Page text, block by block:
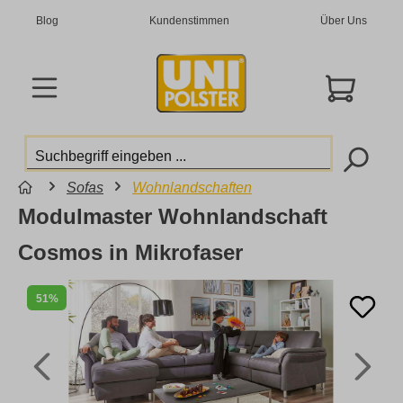
Blog Kundenstimmen Über Uns
Sofas Wohnlandschaften
51%
Modulmaster Wohnlandschaft
Cosmos in Mikrofaser